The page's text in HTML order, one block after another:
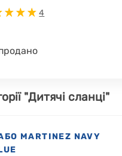
4
"Дитячі сланці"
MARTINEZ NAVY